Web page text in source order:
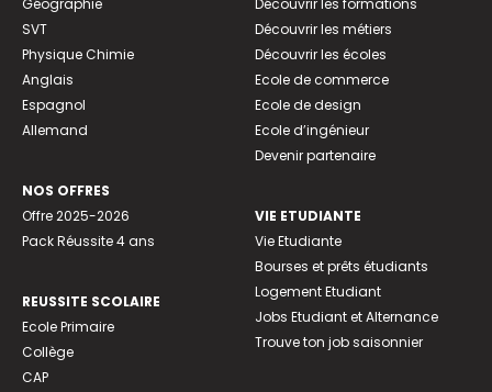
Géographie
SVT
Physique Chimie
Anglais
Espagnol
Allemand
NOS OFFRES
Offre 2025-2026
Pack Réussite 4 ans
REUSSITE SCOLAIRE
Ecole Primaire
Collège
CAP
Découvrir les formations
Découvrir les métiers
Découvrir les écoles
Ecole de commerce
Ecole de design
Ecole d’ingénieur
Devenir partenaire
VIE ETUDIANTE
Vie Etudiante
Bourses et prêts étudiants
Logement Etudiant
Jobs Etudiant et Alternance
Trouve ton job saisonnier